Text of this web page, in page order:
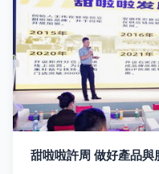
甜啦啦許周 做好產品